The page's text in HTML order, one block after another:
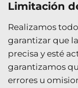
Limitación
Realizamos
garantizar que
precisa y esté
garantizamos
errores u